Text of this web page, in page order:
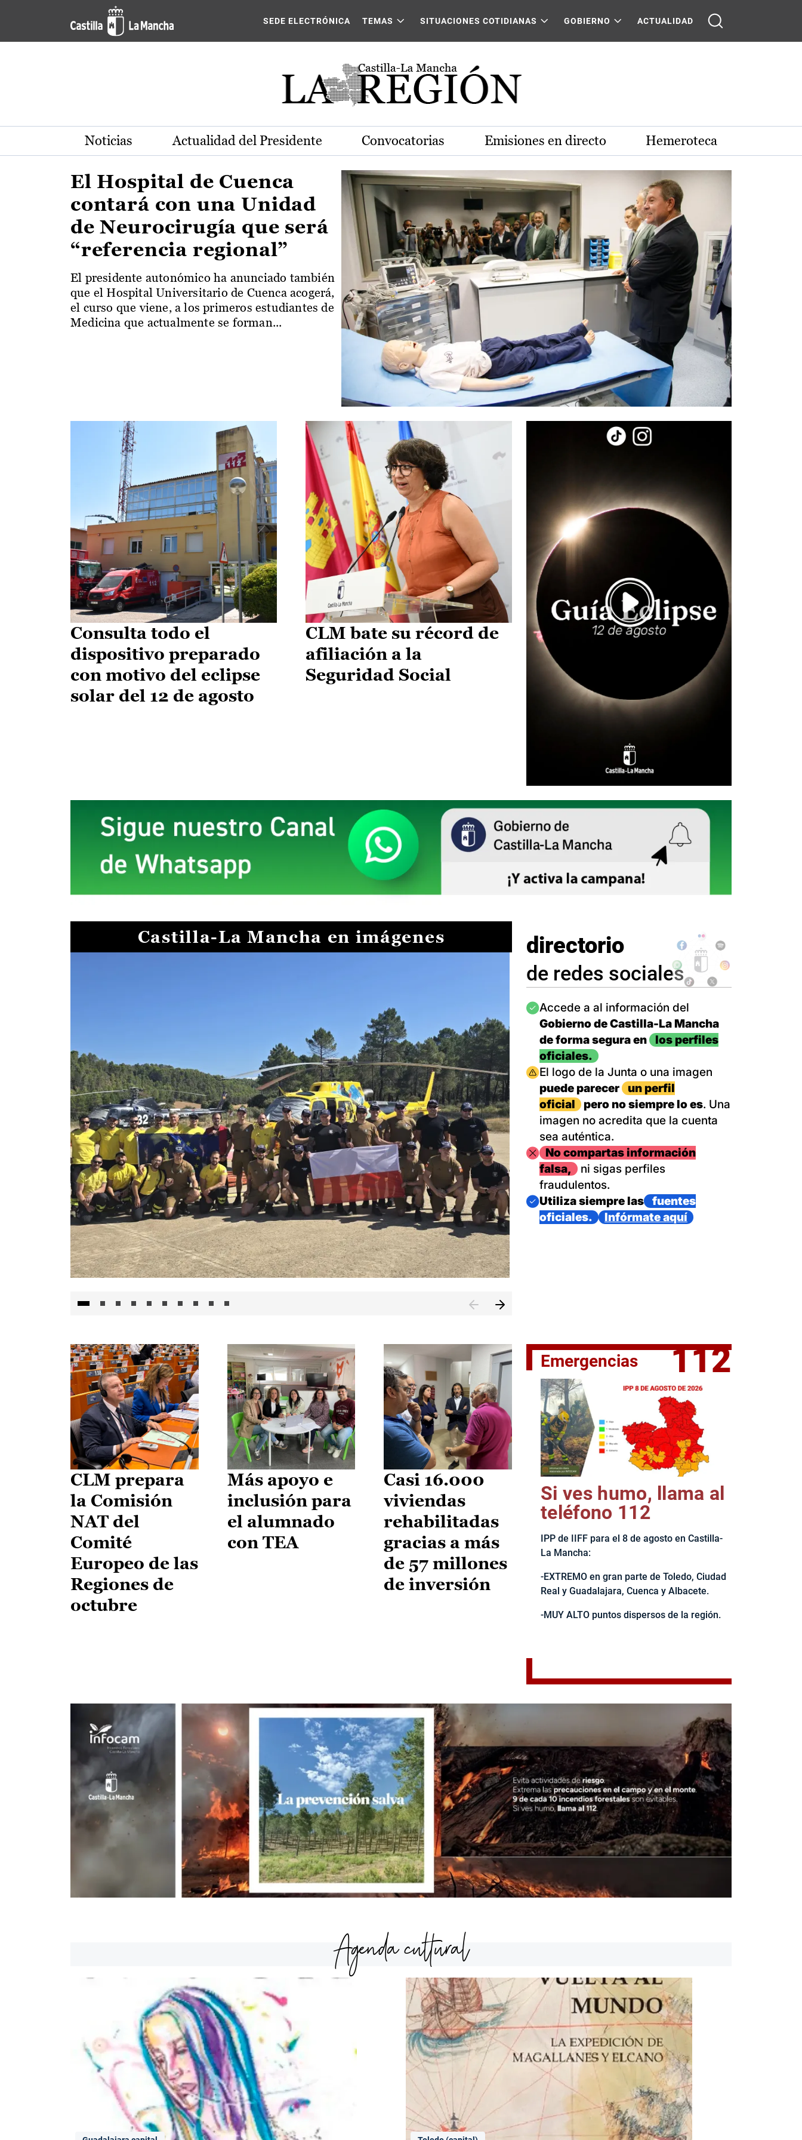
Pasar al contenido principal
Actualidad de la región de Castilla-La Mancha
SEDE ELECTRÓNICA TEMAS SITUACIONES COTIDIANAS GOBIERNO ACTUALIDAD
Noticias Actualidad del Presidente Convocatorias Emisiones en directo Hemeroteca
El Hospital de Cuenca
contará con una Unidad
de Neurocirugía que será
“referencia regional”
El presidente autonómico ha anunciado también
que el Hospital Universitario de Cuenca acogerá,
el curso que viene, a los primeros estudiantes de
Medicina que actualmente se forman...
Consulta todo el
dispositivo preparado
con motivo del eclipse
solar del 12 de agosto
CLM bate su récord de
afiliación a la
Seguridad Social
Castilla-La Mancha en imágenes
II Vuelta Ciclista CLM LEADER
directorio
de redes sociales
Imagen
Accede a al información del
Gobierno de Castilla-La Mancha
de forma segura en
los perfiles
oficiales.
Imagen
El logo de la Junta o una imagen
puede parecer
un perfil
oficial
pero no siempre lo es. Una
imagen no acredita que la cuenta
sea auténtica.
ImagenNo compartas información
falsa,
ni sigas perfiles
fraudulentos.
Imagen
Utiliza siempre las
fuentes
oficiales.
Infórmate aquí
CLM prepara
la Comisión
NAT del
Comité
Europeo de las
Regiones de
octubre
Más apoyo e
inclusión para
el alumnado
con TEA
Casi 16.000
viviendas
rehabilitadas
gracias a más
de 57 millones
de inversión
Emergencias 112
Si ves humo, llama al
teléfono 112
IPP de IIFF para el 8 de agosto en Castilla-
La Mancha:
-EXTREMO en gran parte de Toledo, Ciudad
Real y Guadalajara, Cuenca y Albacete.
-MUY ALTO puntos dispersos de la región.
Agenda cultural